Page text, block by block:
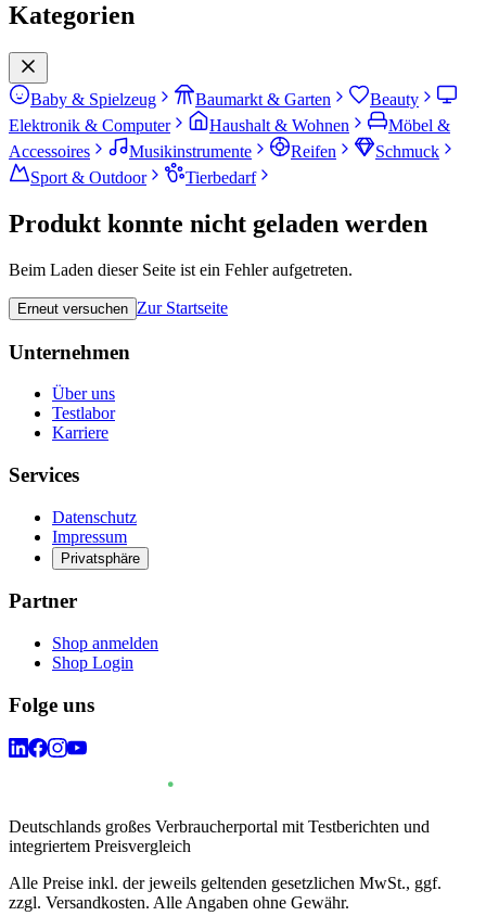
Kategorien
Baby & Spielzeug Baumarkt & Garten
Beauty
Elektronik & Computer
Haushalt & Wohnen
Möbel &
Accessoires
Musikinstrumente Reifen
Schmuck
Sport & Outdoor
Tierbedarf
Produkt konnte nicht geladen werden
Beim Laden dieser Seite ist ein Fehler aufgetreten.
Erneut versuchen Zur Startseite
Unternehmen
Über uns
Testlabor
Karriere
Services
Datenschutz
Impressum
Privatsphäre
Partner
Shop anmelden
Shop Login
Folge uns
Deutschlands großes Verbraucherportal mit Testberichten und
integriertem Preisvergleich
Alle Preise inkl. der jeweils geltenden gesetzlichen MwSt., ggf.
zzgl. Versandkosten. Alle Angaben ohne Gewähr.